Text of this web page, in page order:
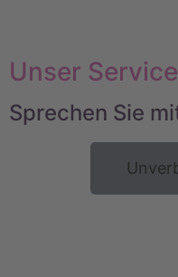
Unser
Sprechen Sie